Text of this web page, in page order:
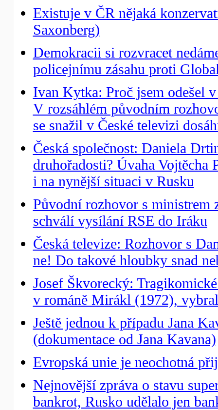
Existuje v ČR nějaká
Saxonberg)
Demokracii si rozvracet
policejnímu zásahu proti
Ivan Kytka: Proč jsem odešel
V rozsáhlém původním
se snažil v České televizi
Česká společnost: Daniela
druhořadosti? Úvaha Vojtěcha
i na nynější situaci v Rusku
Původní rozhovor s ministrem
schválí vysílání RSE do Iráku
Česká televize: Rozhovor s
ne! Do takové hloubky snad
Josef Škvorecký:
v románě Mirákl (1972),
Ještě jednou k případu Jana
(dokumentace od Jana Kavana)
Evropská unie je neochotná
Nejnovější zpráva o stavu
bankrot, Rusko udělalo jen